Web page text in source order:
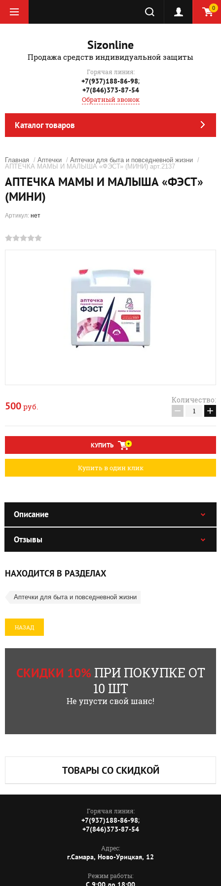
0
Sizonline
Продажа средств индивидуальной защиты
Горячая линия:
+7(937)188-86-98;
+7(846)373-87-54
Обратный звонок
Каталог товаров
Главная / Аптечки / Аптечки для быта и повседневной жизни /
АПТЕЧКА МАМЫ И МАЛЫША «ФЭСТ» (МИНИ) арт.2137
АПТЕЧКА МАМЫ И МАЛЫША «ФЭСТ»
(МИНИ)
Артикул: нет
500 руб.
Количество:
− +
КУПИТЬ
Купить в один клик
Описание
Отзывы
НАХОДИТСЯ В РАЗДЕЛАХ
Аптечки для быта и повседневной жизни
НАЗАД
СКИДКИ 10%ПРИ ПОКУПКЕ ОТ
10 ШТ
Не упусти свой шанс!
ТОВАРЫ СО СКИДКОЙ
Горячая линия:
+7(937)188-86-98;
+7(846)373-87-54
Адрес:
г.Самара, Ново-Урицкая, 12
Режим работы: